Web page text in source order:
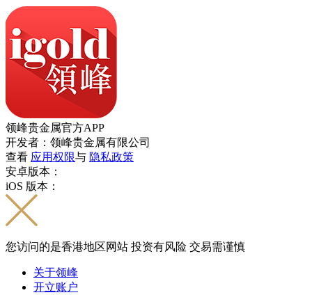
领峰贵金属官方APP
开发者：领峰贵金属有限公司
查看 应用权限与 隐私政策
安卓版本：
iOS 版本：
您访问的是香港地区网站 投资有风险 交易需谨慎
关于领峰
开立账户